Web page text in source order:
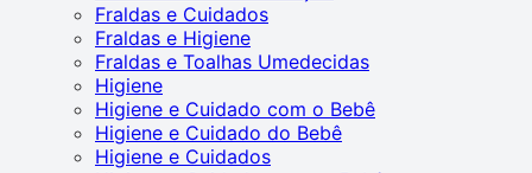
Fraldas e Cuidados
Fraldas e Higiene
Fraldas e Toalhas Umedecidas
Higiene
Higiene e Cuidado com o Bebê
Higiene e Cuidado do Bebê
Higiene e Cuidados